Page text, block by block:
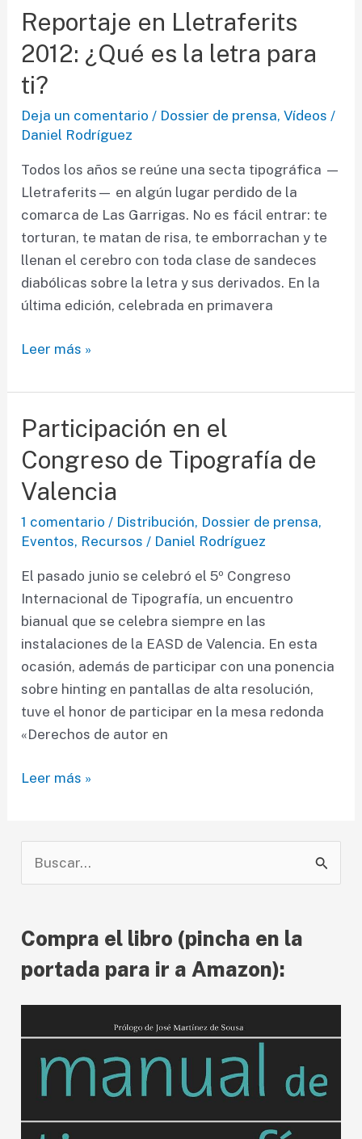
tipografía
para
desarrollo
web
Reportaje en Lletraferits
2012: ¿Qué es la letra para
ti?
Deja un comentario / Dossier de prensa,Vídeos /
Daniel Rodríguez
Todos los años se reúne una secta tipográfica —
Lletraferits— en algún lugar perdido de la
comarca de Las Garrigas. No es fácil entrar: te
torturan, te matan de risa, te emborrachan y te
llenan el cerebro con toda clase de sandeces
diabólicas sobre la letra y sus derivados. En la
última edición, celebrada en primavera
Reportaje
Lletraferits
2012:
¿Qué
es
la
para
ti?
Leer más »
Participación en el
Congreso de Tipografía de
Valencia
1 comentario / Distribución, Dossier de prensa,
Eventos, Recursos / Daniel Rodríguez
El pasado junio se celebró el 5º Congreso
Internacional de Tipografía, un encuentro
bianual que se celebra siempre en las
instalaciones de la EASD de Valencia. En esta
ocasión, además de participar con una ponencia
sobre hinting en pantallas de alta resolución,
tuve el honor de participar en la mesa redonda
«Derechos de autor en
Participación
Congreso
de
Tipografía
Valencia
Leer más »
u
c
a
Compra el libro (pincha en la
portada para ir a Amazon):